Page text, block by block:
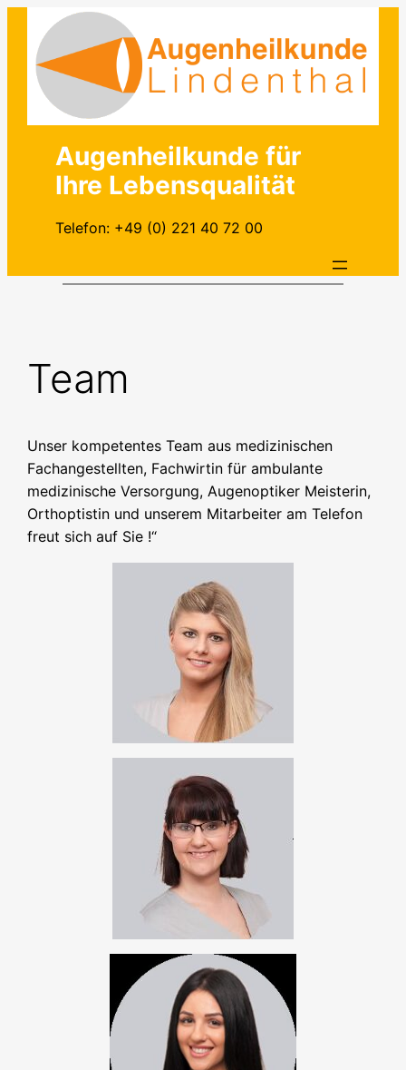
Inhalt
springen
Augenheilkunde für
Ihre Lebensqualität
Telefon: +49 (0) 221 40 72 00
Team
Unser kompetentes Team aus medizinischen
Fachangestellten, Fachwirtin für ambulante
medizinische Versorgung, Augenoptiker Meisterin,
Orthoptistin und unserem Mitarbeiter am Telefon
freut sich auf Sie !“